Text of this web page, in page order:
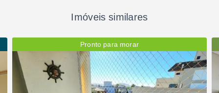
Imóveis similares
Pronto para morar